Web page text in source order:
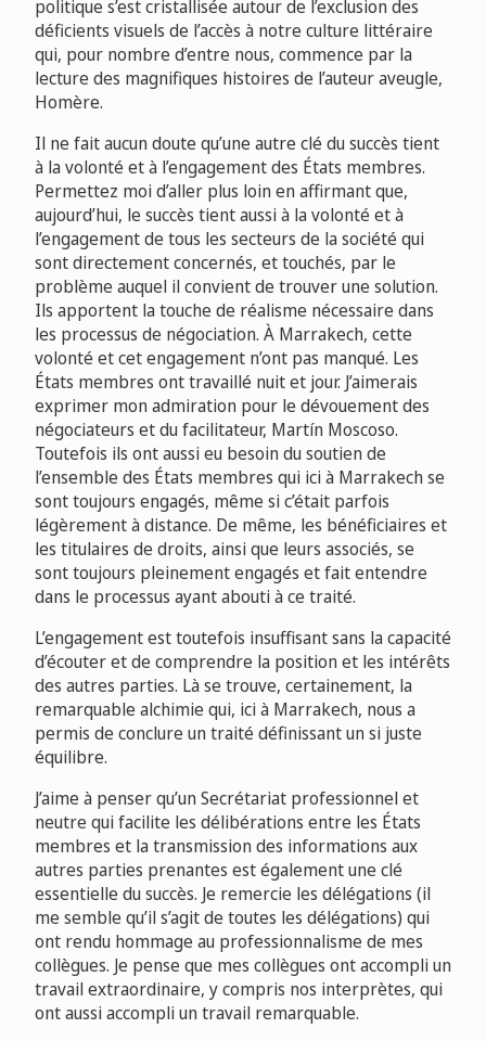
politique s’est cristallisée autour de l’exclusion des
déficients visuels de l’accès à notre culture littéraire
qui, pour nombre d’entre nous, commence par la
lecture des magnifiques histoires de l’auteur aveugle,
Homère.
Il ne fait aucun doute qu’une autre clé du succès tient
à la volonté et à l’engagement des États membres.
Permettez moi d’aller plus loin en affirmant que,
aujourd’hui, le succès tient aussi à la volonté et à
l’engagement de tous les secteurs de la société qui
sont directement concernés, et touchés, par le
problème auquel il convient de trouver une solution.
Ils apportent la touche de réalisme nécessaire dans
les processus de négociation. À Marrakech, cette
volonté et cet engagement n’ont pas manqué. Les
États membres ont travaillé nuit et jour. J’aimerais
exprimer mon admiration pour le dévouement des
négociateurs et du facilitateur, Martín Moscoso.
Toutefois ils ont aussi eu besoin du soutien de
l’ensemble des États membres qui ici à Marrakech se
sont toujours engagés, même si c’était parfois
légèrement à distance. De même, les bénéficiaires et
les titulaires de droits, ainsi que leurs associés, se
sont toujours pleinement engagés et fait entendre
dans le processus ayant abouti à ce traité.
L’engagement est toutefois insuffisant sans la capacité
d’écouter et de comprendre la position et les intérêts
des autres parties. Là se trouve, certainement, la
remarquable alchimie qui, ici à Marrakech, nous a
permis de conclure un traité définissant un si juste
équilibre.
J’aime à penser qu’un Secrétariat professionnel et
neutre qui facilite les délibérations entre les États
membres et la transmission des informations aux
autres parties prenantes est également une clé
essentielle du succès. Je remercie les délégations (il
me semble qu’il s’agit de toutes les délégations) qui
ont rendu hommage au professionnalisme de mes
collègues. Je pense que mes collègues ont accompli un
travail extraordinaire, y compris nos interprètes, qui
ont aussi accompli un travail remarquable.